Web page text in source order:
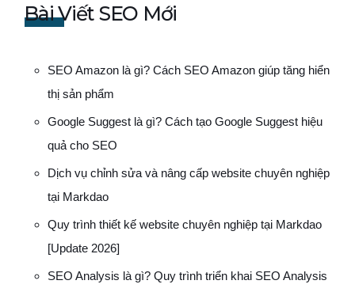
Bài Viết SEO Mới
SEO Amazon là gì? Cách SEO Amazon giúp tăng hiển
thị sản phẩm
Google Suggest là gì? Cách tạo Google Suggest hiệu
quả cho SEO
Dịch vụ chỉnh sửa và nâng cấp website chuyên nghiệp
tại Markdao
Quy trình thiết kế website chuyên nghiệp tại Markdao
[Update 2026]
SEO Analysis là gì? Quy trình triển khai SEO Analysis